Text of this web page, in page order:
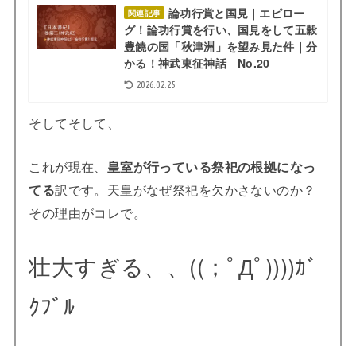
関連記事
論功行賞と国見｜エピロー
グ！論功行賞を行い、国見をして五穀
豊饒の国「秋津洲」を望み見た件｜分
かる！神武東征神話 No.20
2026.02.25
そしてそして、
これが現在、 皇室が行っている祭祀の根拠になっ
てる訳です。天皇がなぜ祭祀を欠かさないのか？
その理由がコレで。
壮大すぎる、、((；ﾟДﾟ))))ｶﾞ
ｸﾌﾞﾙ